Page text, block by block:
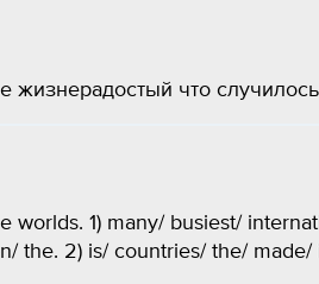
что
worlds. 1) many/ busiest/
the. 2) is/ countries/ the/ made/